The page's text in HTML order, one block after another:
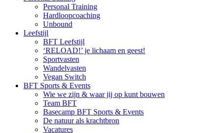
Personal Training
Hardloopcoaching
Unbound
Leefstijl
BFT Leefstijl
‘RELOAD!’ je lichaam en geest!
Sportvasten
Wandelvasten
Vegan Switch
BFT Sports & Events
Wie we zijn & waar jij op kunt bouwen
Team BFT
Basecamp BFT Sports & Events
De natuur als krachtbron
Vacatures